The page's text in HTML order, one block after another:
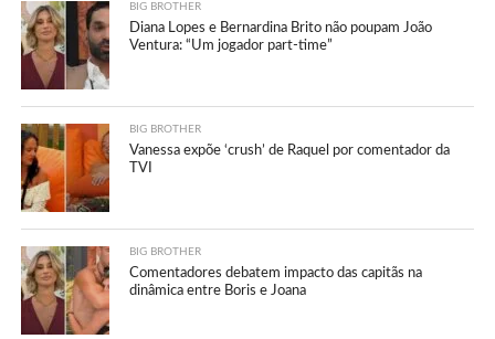
BIG BROTHER
Diana Lopes e Bernardina Brito não poupam João
Ventura: “Um jogador part-time”
BIG BROTHER
Vanessa expõe ‘crush’ de Raquel por comentador da
TVI
BIG BROTHER
Comentadores debatem impacto das capitãs na
dinâmica entre Boris e Joana